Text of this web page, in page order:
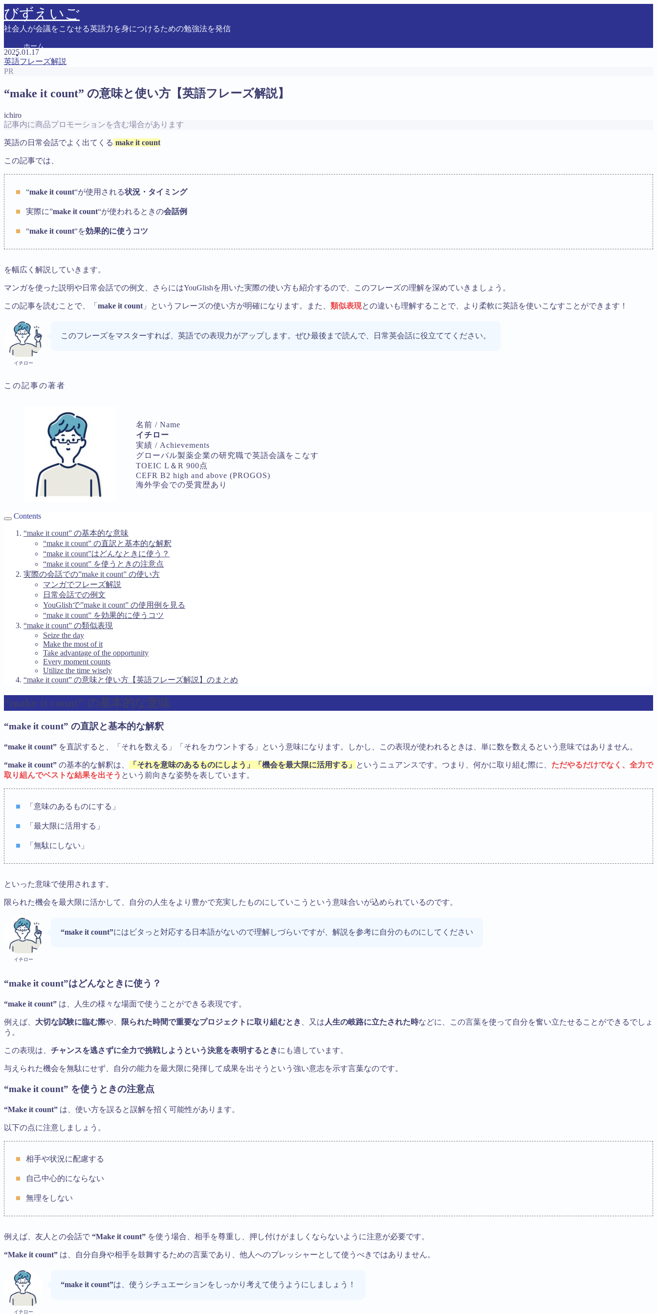
びずえいご
社会人が会議をこなせる英語力を身につけるための勉強法を発信
ホーム
お問い合わせ
プライバシーポリシー
運営者情報
Follow Me
2025.01.17
英語フレーズ解説
PR
“make it count” の意味と使い方【英語フレーズ解説】
ichiro
記事内に商品プロモーションを含む場合があります
英語の日常会話でよく出てくる make it count
この記事では、
“make it count“が使用される状況・タイミング
実際に”make it count“が使われるときの会話例
“make it count“を効果的に使うコツ
を幅広く解説していきます。
マンガを使った説明や日常会話での例文、さらにはYouGlishを用いた実際の使い方も紹介するので、このフレーズの理解を深めていきましょう。
この記事を読むことで、「 make it count 」というフレーズの使い方が明確になります。また、 類似表現との違いも理解することで、より柔軟に英語を使いこなすことができます！
イチロー
このフレーズをマスターすれば、英語での表現力がアップします。ぜひ最後まで読んで、日常英会話に役立ててください。
この記事の著者
名前 / Name
イチロー
実績 / Achievements
グローバル製薬企業の研究職で英語会議をこなす
TOEIC L＆R 900点
CEFR B2 high and above (PROGOS)
海外学会での受賞歴あり
Contents
“make it count” の基本的な意味
“make it count” の直訳と基本的な解釈
“make it count”はどんなときに使う？
“make it count” を使うときの注意点
実際の会話での”make it count” の使い方
マンガでフレーズ解説
日常会話での例文
YouGlishで”make it count” の使用例を見る
“make it count” を効果的に使うコツ
“make it count” の類似表現
Seize the day
Make the most of it
Take advantage of the opportunity
Every moment counts
Utilize the time wisely
“make it count” の意味と使い方【英語フレーズ解説】のまとめ
“make it count” の基本的な意味
“make it count” の直訳と基本的な解釈
“make it count” を直訳すると、「それを数える」「それをカウントする」という意味になります。しかし、この表現が使われるときは、単に数を数えるという意味ではありません。
“make it count” の基本的な解釈は、 「それを意味のあるものにしよう」「機会を最大限に活用する」 というニュアンスです。つまり、何かに取り組む際に、 ただやるだけでなく、全力で
取り組んでベストな結果を出そう という前向きな姿勢を表しています。
「意味のあるものにする」
「最大限に活用する」
「無駄にしない」
といった意味で使用されます。
限られた機会を最大限に活かして、自分の人生をより豊かで充実したものにしていこうという意味合いが込められているのです。
イチロー
“make it count”にはビタっと対応する日本語がないので理解しづらいですが、解説を参考に自分のものにしてください
“make it count”はどんなときに使う？
“make it count” は、人生の様々な場面で使うことができる表現です。
例えば、 大切な試験に臨む際や、 限られた時間で重要なプロジェクトに取り組むとき 、又は 人生の岐路に立たされた時などに、この言葉を使って自分を奮い立たせることができるでしょ
う。
この表現は、 チャンスを逃さずに全力で挑戦しようという決意を表明するときにも適しています。
与えられた機会を無駄にせず、自分の能力を最大限に発揮して成果を出そうという強い意志を示す言葉なのです。
“make it count” を使うときの注意点
“Make it count” は、使い方を誤ると誤解を招く可能性があります。
以下の点に注意しましょう。
相手や状況に配慮する
自己中心的にならない
無理をしない
例えば、友人との会話で “Make it count” を使う場合、相手を尊重し、押し付けがましくならないように注意が必要です。
“Make it count” は、自分自身や相手を鼓舞するための言葉であり、他人へのプレッシャーとして使うべきではありません。
イチロー
“make it count”は、使うシチュエーションをしっかり考えて使うようにしましょう！